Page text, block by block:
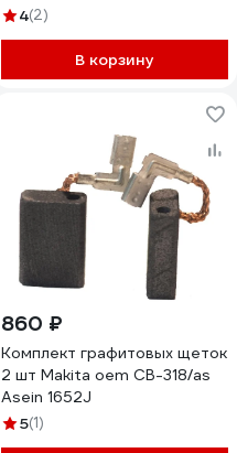
54795
4(2)
В корзину
860 ₽
Комплект графитовых щеток
2 шт Makita oem CB-318/as
Asein 1652J
5(1)